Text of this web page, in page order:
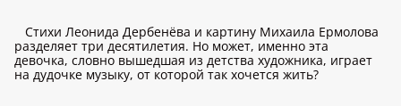
Стихи Леонида Дербенёва и картину Михаила Ермолова
разделяет три десятилетия. Но может, именно эта
девочка, словно вышедшая из детства художника, играет
на дудочке музыку, от которой так хочется жить?